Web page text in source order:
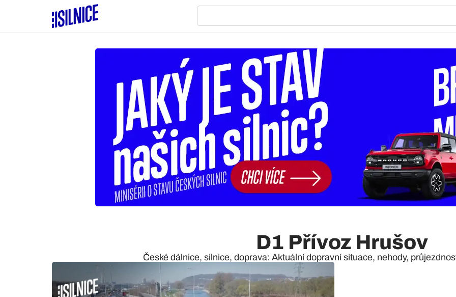
D1 Přívoz Hrušov
České dálnice, silnice, doprava: Aktuální dopravní situace, nehody,